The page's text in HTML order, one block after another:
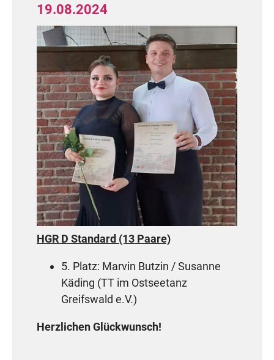
134. Platz: Andreas Wieck / Karin
Wieck (TC Seestern Rostock e.V.)
138.-139. Platz: Maik Weber / Katrin
Weber (TC Tollensetal 2012 e.V.)
Herzlichen Glückwunsch!
19.08.2024
HGR D Standard (13 Paare)
5. Platz: Marvin Butzin / Susanne
Käding (TT im Ostseetanz
Greifswald e.V.)
Herzlichen Glückwunsch!